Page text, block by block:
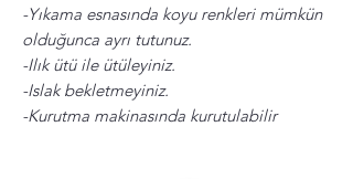
-Yıkama esnasında koyu renkleri mümkün
olduğunca ayrı tutunuz.
-Ilık ütü ile ütüleyiniz.
-Islak bekletmeyiniz.
-Kurutma makinasında kurutulabilir